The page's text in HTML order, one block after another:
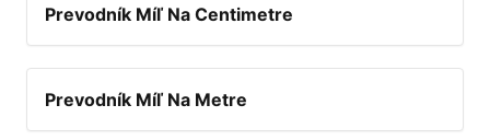
Prevodník Míľ Na Centimetre
Prevodník Míľ Na Metre